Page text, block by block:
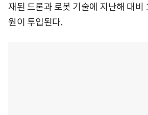
재된 드론과 로봇 기술에 지난해 대비
원이 투입된다.